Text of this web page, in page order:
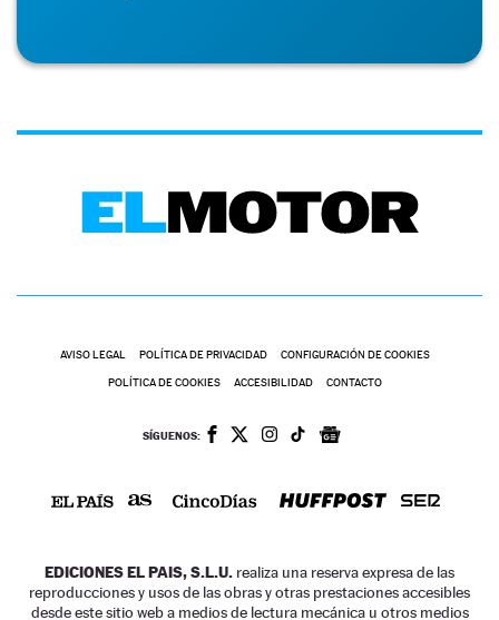
AVISO LEGAL POLÍTICA DE PRIVACIDAD CONFIGURACIÓN DE COOKIES
POLÍTICA DE COOKIES ACCESIBILIDAD CONTACTO
SÍGUENOS:
EDICIONES EL PAIS, S.L.U. realiza una reserva expresa de las
reproducciones y usos de las obras y otras prestaciones accesibles
desde este sitio web a medios de lectura mecánica u otros medios